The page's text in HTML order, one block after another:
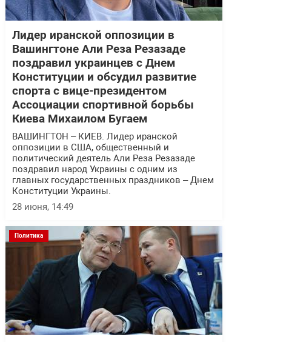
Лидер иранской оппозиции в
Вашингтоне Али Реза Резазаде
поздравил украинцев с Днем
Конституции и обсудил развитие
спорта с вице-президентом
Ассоциации спортивной борьбы
Киева Михаилом Бугаем
ВАШИНГТОН – КИЕВ. Лидер иранской
оппозиции в США, общественный и
политический деятель Али Реза Резазаде
поздравил народ Украины с одним из
главных государственных праздников – Днем
Конституции Украины.
28 июня, 14:49
Политика